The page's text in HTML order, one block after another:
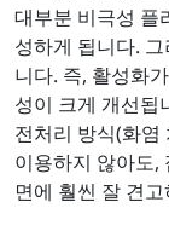
대부분 비극성 플
성하게 됩니다.
니다. 즉, 활성화
성이 크게 개선됩
전처리 방식(화염
이용하지 않아도,
면에 훨씬 잘 견